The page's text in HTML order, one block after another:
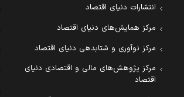
انتشارات دنیای اقتصاد
مرکز همایش‌های دنیای اقتصاد
مرکز نوآوری و شتابدهی دنیای اقتصاد
مرکز پژوهش‌های مالی و اقتصادی دنیای
اقتصاد